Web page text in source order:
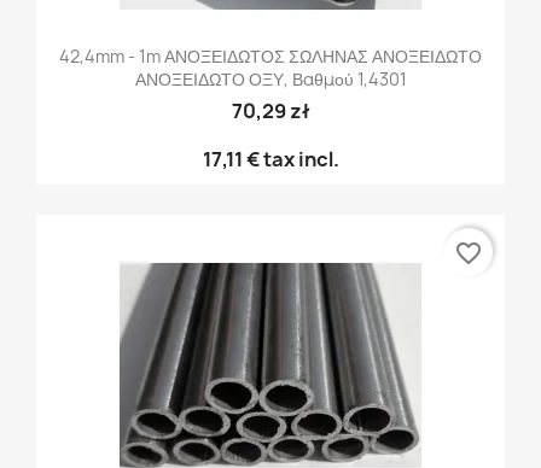
42,4mm - 1m ΑΝΟΞΕΙΔΩΤΟΣ ΣΩΛΗΝΑΣ ΑΝΟΞΕΙΔΩΤΟ
ΑΝΟΞΕΙΔΩΤΟ ΟΞΥ, Βαθμού 1,4301
70,29 zł
17,11 €tax incl.
favorite_border